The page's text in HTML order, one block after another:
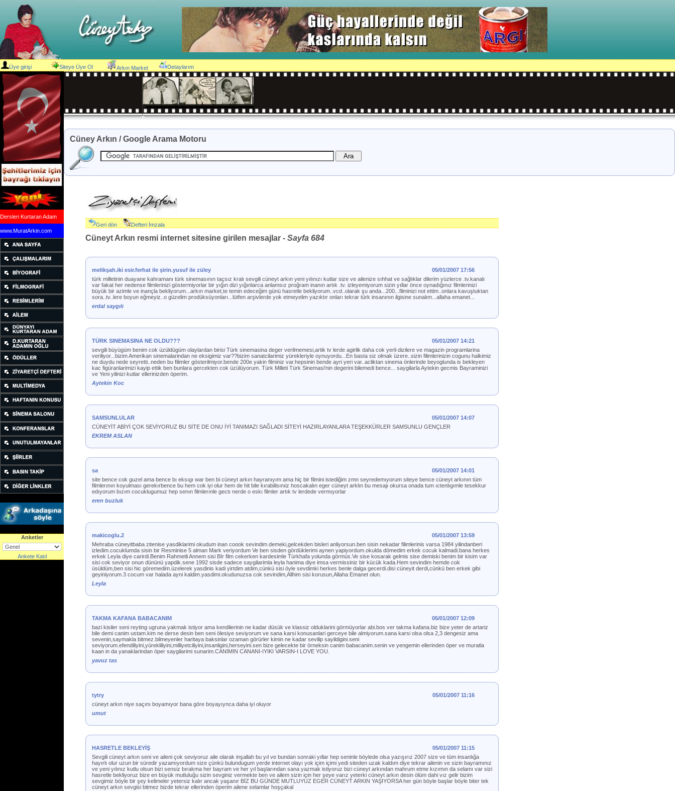
Üye girişi Siteye Üye Ol Arkın Market Detaylarım
Dersleri Kurtaran Adam
www.MuratArkin.com
Anketler
Ankete Katıl
Cüney Arkın / Google Arama Motoru
Geri dön Defteri İmzala
Cüneyt Arkın resmi internet sitesine girilen mesajlar - Sayfa 684
melikşah.iki esir.ferhat ile şirin.yusuf ile züley
05/01/2007 17:56
türk milletinin duayane kahramanı türk sinemasının taçsız kralı sevgili cüneyt arkın yeni yılınızı kutlar size ve ailenize sıhhat ve sağlıklar dilerim yüzlerce .tv.kanalı
var fakat her nedense filmlerinizi göstermiyorlar bir yığın dizi yığınlarca anlamsız proğram inanın artık .tv. izleyemiyorum sizin yıllar önce oynadığınız filmlerinizi
büyük bir azimle ve inançla bekliyorum...arkın market,te temin edeceğim günü hasretle bekliyorum..vcd..olarak şu anda...200...filminizi not ettim..onlara kavuştuktan
sora..tv..lere boyun eğmeyiz..o güzelim prodüksüyonları...lütfen arşivlerde yok etmeyelim yazıktır onları tekrar türk insanının ilgisine sunalım...allaha emanet...
erdal saygılı
TÜRK SINEMASINA NE OLDU???
05/01/2007 14:21
sevgili büyügüm benim cok üzüldügüm olaylardan birisi Türk sinemasina deger verilmemesi,artik tv lerde agirlik daha cok yerli dizilere ve magazin programlarina
veriliyor...bizim Amerikan sinemalarindan ne eksigimiz var??bizim sanatcilarimiz yürekleriyle oynuyordu...En basta siz olmak üzere..sizin filimlerinizin cogunu halkimiz
ne duydu nede seyretti..neden bu filimler gösterilmiyor.bende 200e yakin filminiz var.hepsinin bende ayri yeri var..acliktan sinema önlerinde beyoglunda is bekleyen
kac figüranlarimizi kayip ettik ben bunlara gercekten cok üzülüyorum. Türk Milleti Türk Sinemasi'nin degerini bilemedi bence... saygilarla Aytekin gecmis Bayraminizi
ve Yeni yilinizi kutlar ellerinizden öperim.
Aytekin Koc
SAMSUNLULAR
05/01/2007 14:07
CÜNEYİT ABİYİ ÇOK SEVİYORUZ BU SİTE DE ONU İYİ TANIMAZI SAĞLADI SİTEYİ HAZIRLAYANLARA TEŞEKKÜRLER SAMSUNLU GENÇLER
EKREM ASLAN
sa
05/01/2007 14:01
site bence cok guzel ama bence bı eksıgı war ben bi cüneyt arkın hayranıyım ama hiç bir filmini istediğim zmn seyredemıyorum siteye bence cüneyt arkının tüm
filmlerının koyulması gerekırbence bu hem cok iyi olur hem de hit bile kırabilisınıiz hoscakalın eger cüneyt arklın bu mesajı okursa onada tum ıctenlıgımle tesekkur
edıyorum bızım cocuklugumuz hep senın filmlerınle gectı nerde o eskı filmler artık tv lerdede vermıyorlar
eren buzluk
makicoglu.2
05/01/2007 13:59
Mehraba cüneyitbaba zitenise yasdiklarimi okudum inan coook sevindim.demeki,gelcekden bisleri anliyorsun.ben sisin nekadar filimlerinis varsa 1984 yilindanberi
izledim.cocuklumda sisin bir Resminise 5 alman Mark veriyordum Ve ben sisden gördüklerimi aynen yapiyordum.okulda dömedim erkek cocuk kalmadi.bana herkes
erkek Leyla diye carirdi.Benim Rahmetli Annem sisi BIr film cekerken kardesimle Türkhafa yolunda görmüs.Ve sise kosarak gelmis sise demiski benim bir kisim var
sisi cok seviyor onun dününü yapdik.sene 1992 sisde sadece saygilarimla leyla hanima diye imsa vermissiniz bir kücük kada.Hem sevindim hemde cok
üsüldüm,ben sisi hic göremedim.üzelerek yasdinis kadi yirtdim atdim,cünkü sisi öyle sevdimki herkes benle dalga gecerdi.disi cüneyit derdi,cünkü ben erkek gibi
geyiniyorum.3 cocum var halada ayni kaldim.yasdimi.okudunuzsa cok sevindim,Allhim sisi korusun,Allaha Emanet olun.
Leyla
TAKMA KAFANA BABACANIM
05/01/2007 12:09
bazi kisiler seni reyting ugruna yakmak istiyor ama kendilerinin ne kadar düsük ve klassiz olduklarini görmüyorlar abi.bos ver takma kafana.biz bize yeter de artariz
bile demi canim ustam.kim ne derse desin ben seni ölesiye seviyorum ve sana karsi konusanlari gerceye bile almiyorum.sana karsi olsa olsa 2,3 dengesiz ama
sevenin,saymakla bitmez.bilmeyenler haritaya baksinlar ozaman görürler kimin ne kadar sevilip sayildigini.seni
seviyorum.efendiliyini,yürekliliyini,milliyetciliyini,insanligini,herseyini.sen bize gelecekte bir örneksin canim babacanim.senin ve yengemin ellerinden öper ve muratla
kaan in da yanaklarindan öper saygilarimi sunarim.CANIMIN CANANI-IYIKI VARSIN-I LOVE YOU.
yavuz tas
tytry
05/01/2007 11:16
cüneyt arkın niye saçını boyamıyor bana göre boyayıynca daha iyi oluyor
umut
HASRETLE BEKLEYİŞ
05/01/2007 11:15
Sevgili cüneyt arkın seni ve aileni çok seviyoruz aile olarak inşallah bu yıl ve bundan sonraki yıllar hep seninle böylede olsa yazışırız 2007 size ve tüm insanlığa
hayırlı olur uzun bir süredir yazamıyordum size çünkü bulundugum yerde internet olayı yok içim içimi yedi siteden uzak kaldım diye tekrar ailenin ve sizin bayramınız
ve yeni yılınız kutlu olsun bizi sensiz bırakma her bayram ve her yıl başlarından sana yazmak istiyoruz bizi cüneyt arkından mahrum etme kızımın da selamı var sizi
hasretle bekliyoruz bize en büyük mutluluğu sizin sevginiz vermekte ben ve ailem sizin için her şeye varız yeterki cüneyt arkın desin ölüm dahi vız gelir bizim
sevgimiz böyle bir şey kelimeler yetersiz kalır ancak yaşanır BİZ BU GÜNDE MUTLUYUZ EGER CÜNEYT ARKIN YAŞIYORSA her gün böyle başlar böyle biter tek
cüneyt arkın sevgisi bitmez bizde tekrar ellerinden öperim ailene selamlar hoşçakal